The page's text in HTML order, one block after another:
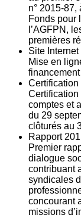
n° 2015-
Fonds pour
l’AGFPN,
premières
Site Internet
Mise en
Certification
Certification
comptes et
du 29
clôturés au
Rapport
Premier
dialogue
contribuant
syndicales
concourant
missions